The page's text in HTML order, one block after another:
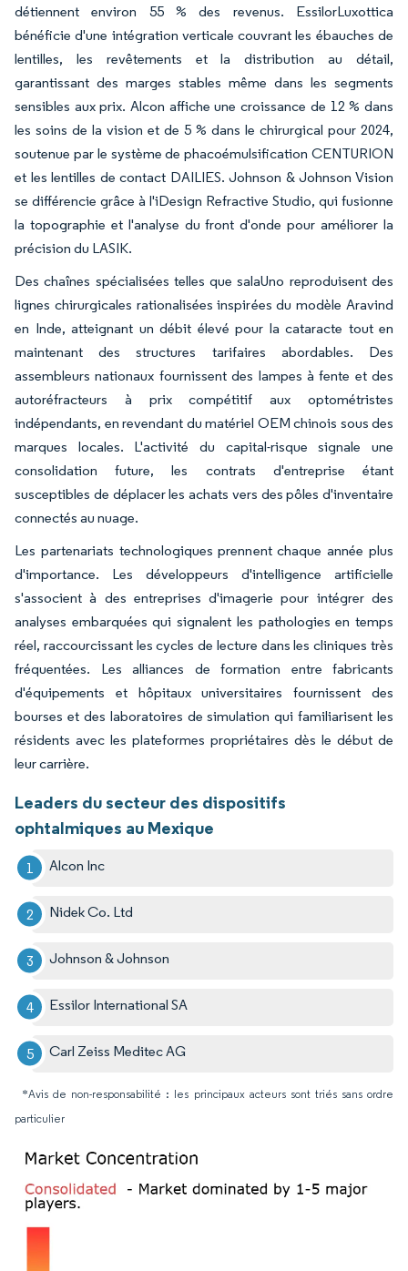
détiennent environ 55 % des revenus. EssilorLuxottica
bénéficie d'une intégration verticale couvrant les ébauches de
lentilles, les revêtements et la distribution au détail,
garantissant des marges stables même dans les segments
sensibles aux prix. Alcon affiche une croissance de 12 % dans
les soins de la vision et de 5 % dans le chirurgical pour 2024,
soutenue par le système de phacoémulsification CENTURION
et les lentilles de contact DAILIES. Johnson & Johnson Vision
se différencie grâce à l'iDesign Refractive Studio, qui fusionne
la topographie et l'analyse du front d'onde pour améliorer la
précision du LASIK.
Des chaînes spécialisées telles que salaUno reproduisent des
lignes chirurgicales rationalisées inspirées du modèle Aravind
en Inde, atteignant un débit élevé pour la cataracte tout en
maintenant des structures tarifaires abordables. Des
assembleurs nationaux fournissent des lampes à fente et des
autoréfracteurs à prix compétitif aux optométristes
indépendants, en revendant du matériel OEM chinois sous des
marques locales. L'activité du capital-risque signale une
consolidation future, les contrats d'entreprise étant
susceptibles de déplacer les achats vers des pôles d'inventaire
connectés au nuage.
Les partenariats technologiques prennent chaque année plus
d'importance. Les développeurs d'intelligence artificielle
s'associent à des entreprises d'imagerie pour intégrer des
analyses embarquées qui signalent les pathologies en temps
réel, raccourcissant les cycles de lecture dans les cliniques très
fréquentées. Les alliances de formation entre fabricants
d'équipements et hôpitaux universitaires fournissent des
bourses et des laboratoires de simulation qui familiarisent les
résidents avec les plateformes propriétaires dès le début de
leur carrière.
Leaders du secteur des dispositifs
ophtalmiques au Mexique
Alcon Inc
Nidek Co. Ltd
Johnson & Johnson
Essilor International SA
Carl Zeiss Meditec AG
*Avis de non-responsabilité : les principaux acteurs sont triés sans ordre
particulier